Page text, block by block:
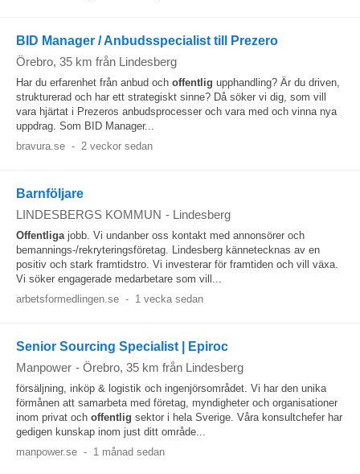
BID Manager / Anbudsspecialist till Prezero
Örebro, 35 km från Lindesberg
Har du erfarenhet från anbud och offentlig upphandling? Är du driven,
strukturerad och har ett strategiskt sinne? Då söker vi dig, som vill
vara hjärtat i Prezeros anbudsprocesser och vara med och vinna nya
uppdrag. Som BID Manager...
bravura.se - 2 veckor sedan
Barnföljare
LINDESBERGS KOMMUN - Lindesberg
Offentligajobb. Vi undanber oss kontakt med annonsörer och
bemannings-/rekryteringsföretag. Lindesberg kännetecknas av en
positiv och stark framtidstro. Vi investerar för framtiden och vill växa.
Vi söker engagerade medarbetare som vill...
arbetsformedlingen.se - 1 vecka sedan
Senior Sourcing Specialist | Epiroc
Manpower - Örebro, 35 km från Lindesberg
försäljning, inköp & logistik och ingenjörsområdet. Vi har den unika
förmånen att samarbeta med företag, myndigheter och organisationer
inom privat och offentlig sektor i hela Sverige. Våra konsultchefer har
gedigen kunskap inom just ditt område...
manpower.se - 1 månad sedan